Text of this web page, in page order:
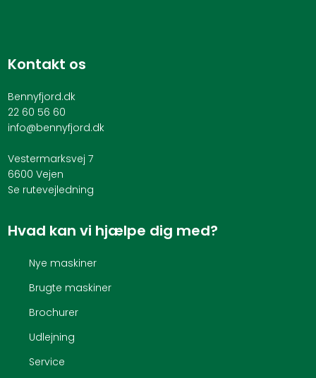
Kontakt os
Bennyfjord.dk
22 60 56 60
info@bennyfjord.dk
Vestermarksvej 7
6600 Vejen
Se rutevejledning
Hvad kan vi hjælpe dig med?
Nye maskiner
Brugte maskiner
Brochurer
Udlejning
Service